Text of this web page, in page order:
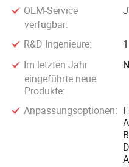
einstellbare Leistung mit
(unterbrechungsfreie
Frequenzumrichtungs-
(Glasfaser/
Turns Tester (hochpräzise,
3. Unterstützendes
Drähte, Test-
OEM-Service
verfügbar:
R&D Ingenieure:
Im letzten Jahr
eingeführte neue
Produkte:
Anpassungsoptionen: